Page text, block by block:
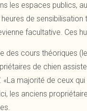
les espaces publics,
de
facultative. Ces
des cours théoriques
de chien
majorité de ceux
les anciens